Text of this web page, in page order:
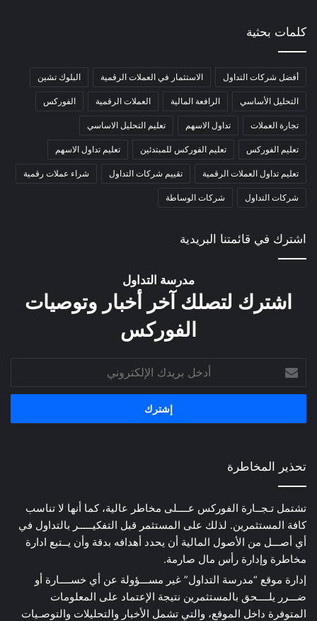
كلمات بحثية
أفضل شركات التداول الاستثمار في العملات الرقمية البلوك تشين
التحليل الأساسي الرافعة المالية العملات الرقمية الفوركس
تجارة العملات تداول الاسهم تعليم التحليل الاساسي
تعليم الفوركس تعليم الفوركس للمبتدئين تعليم تداول الاسهم
تعليم تداول العملات الرقمية تقييم شركات التداول شراء عملات رقمية
شركات التداول شركات الوساطة
اشترك في قائمتنا البريدية
مدرسة التداول
اشترك لتصلك آخر أخبار وتوصيات
الفوركس
بريدك
الإلكتروني
تحذير المخاطرة
تشتمل تـجــارة الفوركس عــــلى مخاطر عالية، كما أنها لا تناسب
كافة المستثمرين. لذلك على المستثمر قبل التفكيـــــر بالتداول في
أي أصـــل من الأصول المالية أن يحدد أهدافه بدقة وأن يــتبع ادارة
مخاطرة وإدارة رأس مال صارمة.
إدارة موقع “مدرسة التداول” غير مســـؤولة عن أي خســــارة أو
ضـــرر يلــــحق بالمستثمرين نتيجة الإعتماد على المعلومات
المتوفرة داخل الموقع، والتي تشمل الأخبار والتحليلات والتوصـيات